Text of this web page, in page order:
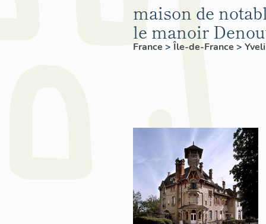
maison de
le manoir
France > Île-de-France >